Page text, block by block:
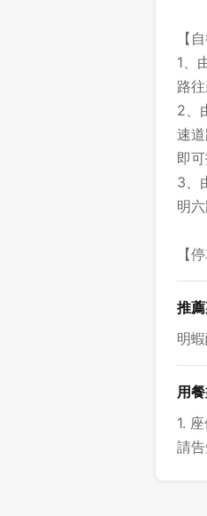
【
1、
路
2、
速
即
3、
明
【
推
明
用
1.
請